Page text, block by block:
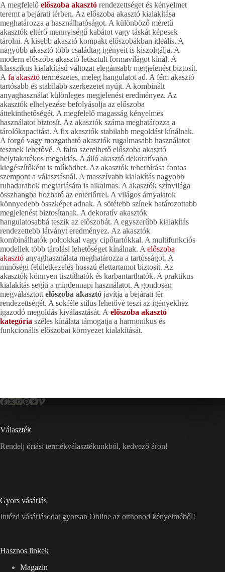
A megfelelő előszoba akasztó rendezettséget és kényelmet
teremt a bejárati térben. Az előszoba akasztó kialakítása
meghatározza a használhatóságot. A különböző méretű
akasztók eltérő mennyiségű kabátot vagy táskát képesek
tárolni. A kisebb akasztó kompakt előszobákban ideális. A
nagyobb akasztó több családtag igényeit is kiszolgálja. A
modern előszoba akasztó letisztult formavilágot kínál. A
klasszikus kialakítású változat elegánsabb megjelenést biztosít.
A fa akasztó természetes, meleg hangulatot ad. A fém akasztó
tartósabb és stabilabb szerkezetet nyújt. A kombinált
anyaghasználat különleges megjelenést eredményez. Az
akasztók elhelyezése befolyásolja az előszoba
áttekinthetőségét. A megfelelő magasság kényelmes
használatot biztosít. Az akasztók száma meghatározza a
tárolókapacitást. A fix akasztók stabilabb megoldást kínálnak.
A forgó vagy mozgatható akasztók rugalmasabb használatot
tesznek lehetővé. A falra szerelhető előszoba akasztó
helytakarékos megoldás. A álló akasztó dekoratívabb
kiegészítőként is működhet. Az akasztók teherbírása fontos
szempont a választásnál. A masszívabb kialakítás nagyobb
ruhadarabok megtartására is alkalmas. A akasztók színvilága
összhangba hozható az enteriőrrel. A világos árnyalatok
könnyedebb összképet adnak. A sötétebb színek határozottabb
megjelenést biztosítanak. A dekoratív akasztók
hangulatosabbá teszik az előszobát. A egyszerűbb kialakítás
rendezettebb látványt eredményez. Az akasztók
kombinálhatók polcokkal vagy cipőtartókkal. A multifunkciós
modellek több tárolási lehetőséget kínálnak. Aelőszoba
akasztó anyaghasználata meghatározza a tartósságot. A
minőségi felületkezelés hosszú élettartamot biztosít. Az
akasztók könnyen tisztíthatók és karbantarthatók. A praktikus
kialakítás segíti a mindennapi használatot. A gondosan
megválasztottelőszoba akasztó javítja a bejárati tér
rendezettségét. A sokféle stílus lehetővé teszi az igényekhez
igazodó megoldás kiválasztását. A előszoba akasztó
kategória széles kínálata támogatja a harmonikus és
funkcionális előszobai környezet kialakítását.
Választék
Rendelj óriási termékválasztékunkból, kedvező áron!
Gyors vásárlás
Intézd vásárlásodat gyorsan Online az otthonod kényelméből!
Hasznos linkek
Magazin